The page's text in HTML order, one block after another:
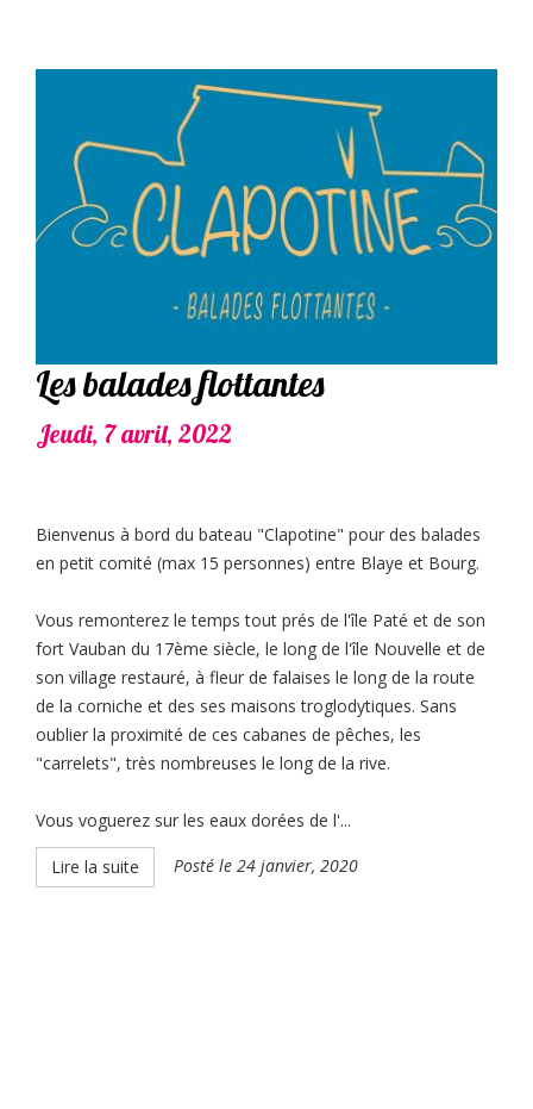
Les balades flottantes
Jeudi, 7 avril, 2022
Bienvenus à bord du bateau "Clapotine" pour des balades
en petit comité (max 15 personnes) entre Blaye et Bourg.
Vous remonterez le temps tout prés de l'île Paté et de son
fort Vauban du 17ème siècle, le long de l'île Nouvelle et de
son village restauré, à fleur de falaises le long de la route
de la corniche et des ses maisons troglodytiques. Sans
oublier la proximité de ces cabanes de pêches, les
"carrelets", très nombreuses le long de la rive.
Vous voguerez sur les eaux dorées de l'...
Lire la suite Posté le 24 janvier, 2020